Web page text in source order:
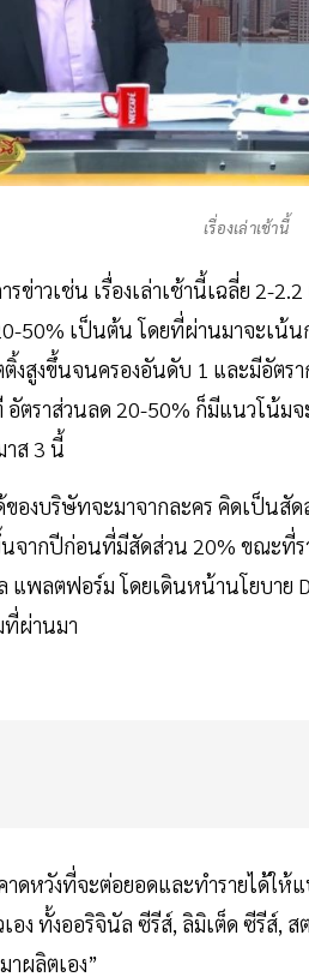
เรื่องเล่าเช้านี้
ข่าวเช่น เรื่องเล่าเช้านี้เฉลี่ย 2-
50% เป็นต้น โดยที่ผ่านมาจะเน้
งสูงขึ้นจนครองอันดับ 1 และมีอัต
ตราส่วนลด 20-50% ก็มีแนวโน้ม
าส 3 นี้
ของบริษัทจะมาจากละคร คิดเป็น
จากปีก่อนที่มีสัดส่วน 20% ขณะที่ร
พลตฟอร์ม โดยเดินหน้านโยบาย
ที่ผ่านมา
ดหวังที่จะต่อยอดและทำรายได้ใ
ง ทั้งออริจินัล ซีรีส์, ลิมิเต็ด ซีรีส์,
าผลิตเอง”